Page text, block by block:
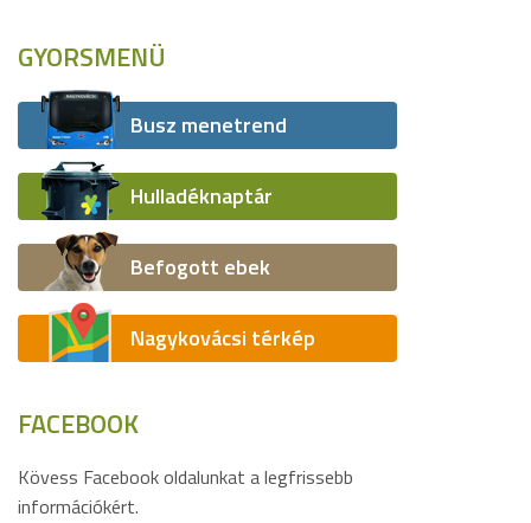
GYORSMENÜ
Busz menetrend
Hulladéknaptár
Befogott ebek
Nagykovácsi térkép
FACEBOOK
Kövess Facebook oldalunkat a legfrissebb
információkért.